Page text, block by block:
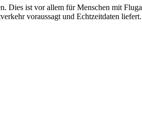
Dies ist vor allem für Menschen mit
voraussagt und Echtzeitdaten liefert.